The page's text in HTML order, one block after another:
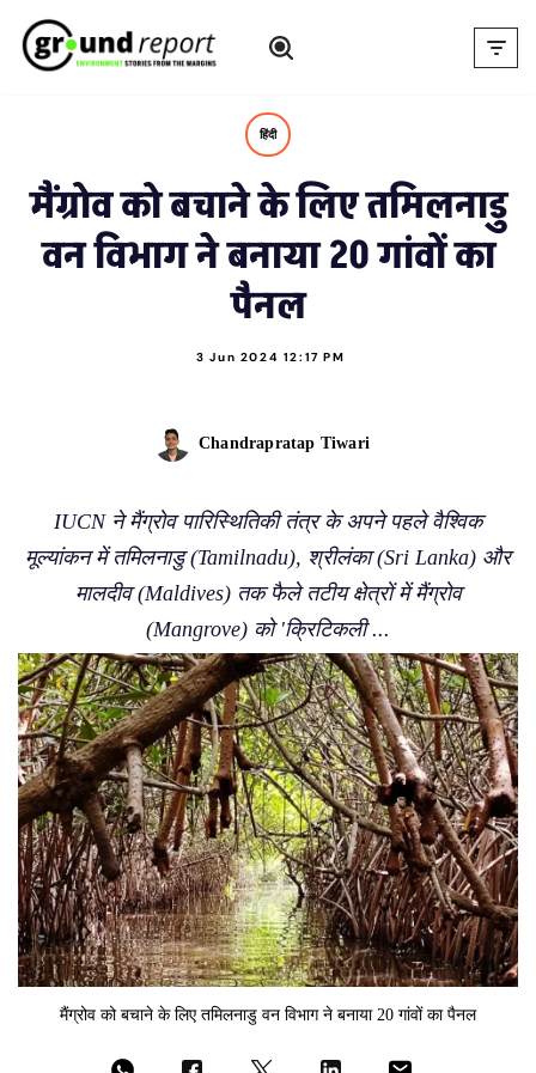
Skip
हिंदी
मैंग्रोव को बचाने के लिए तमिलनाडु
वन विभाग ने बनाया 20 गांवों का
पैनल
3 Jun 2024 12:17 PM
Chandrapratap Tiwari
IUCN ने मैंग्रोव पारिस्थितिकी तंत्र के अपने पहले वैश्विक
मूल्यांकन में तमिलनाडु (Tamilnadu), श्रीलंका (Sri Lanka) और
मालदीव (Maldives) तक फैले तटीय क्षेत्रों में मैंग्रोव
(Mangrove) को 'क्रिटिकली ...
मैंग्रोव को बचाने के लिए तमिलनाडु वन विभाग ने बनाया 20 गांवों का पैनल